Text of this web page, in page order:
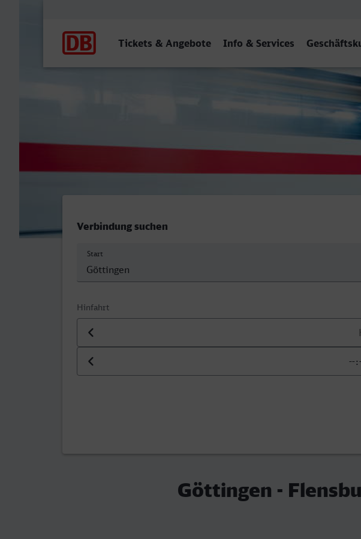
Tickets & Angebote Info & Services
Verbindung suchen
Start
Hinfahrt
Datum der Hinfahrt
Uhrzeit der Hinfahrt
Göttingen -